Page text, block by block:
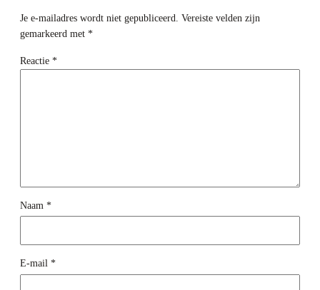
Je e-mailadres wordt niet gepubliceerd.
Vereiste velden zijn
gemarkeerd met *
Reactie *
Naam *
E-mail *